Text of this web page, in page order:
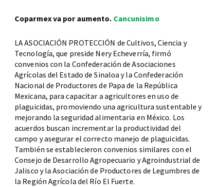
Coparmex va por aumento. Cancunisimo
LA ASOCIACIÓN PROTECCIÓN de Cultivos, Ciencia y
Tecnología, que preside Nery Echeverría, firmó
convenios con la Confederación de Asociaciones
Agrícolas del Estado de Sinaloa y la Confederación
Nacional de Productores de Papa de la República
Mexicana, para capacitar a agricultores en uso de
plaguicidas, promoviendo una agricultura sustentable y
mejorando la seguridad alimentaria en México. Los
acuerdos buscan incrementar la productividad del
campo y asegurar el correcto manejo de plaguicidas.
También se establecieron convenios similares con el
Consejo de Desarrollo Agropecuario y Agroindustrial de
Jalisco y la Asociación de Productores de Legumbres de
la Región Agrícola del Río El Fuerte.